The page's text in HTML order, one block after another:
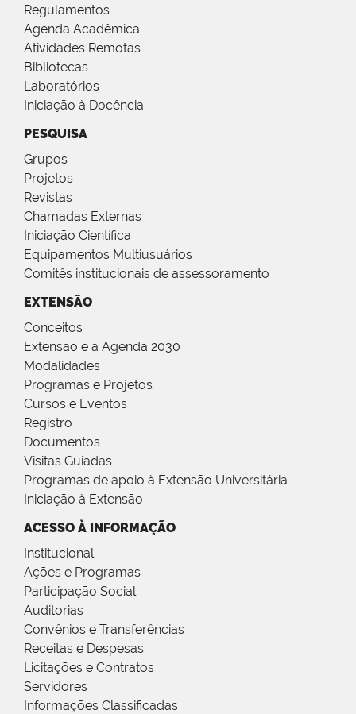
Regulamentos
Agenda Acadêmica
Atividades Remotas
Bibliotecas
Laboratórios
Iniciação à Docência
PESQUISA
Grupos
Projetos
Revistas
Chamadas Externas
Iniciação Científica
Equipamentos Multiusuários
Comitês institucionais de assessoramento
EXTENSÃO
Conceitos
Extensão e a Agenda 2030
Modalidades
Programas e Projetos
Cursos e Eventos
Registro
Documentos
Visitas Guiadas
Programas de apoio à Extensão Universitária
Iniciação à Extensão
ACESSO À INFORMAÇÃO
Institucional
Ações e Programas
Participação Social
Auditorias
Convênios e Transferências
Receitas e Despesas
Licitações e Contratos
Servidores
Informações Classificadas